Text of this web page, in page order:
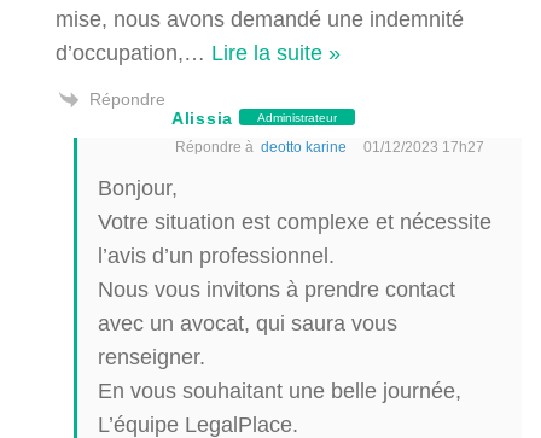
mise, nous avons demandé une indemnité
d’occupation,… Lire la suite »
Répondre
Alissia
Administrateur
Répondre à deotto karine 01/12/2023 17h27
Bonjour,
Votre situation est complexe et nécessite
l’avis d’un professionnel.
Nous vous invitons à prendre contact
avec un avocat, qui saura vous
renseigner.
En vous souhaitant une belle journée,
L’équipe LegalPlace.